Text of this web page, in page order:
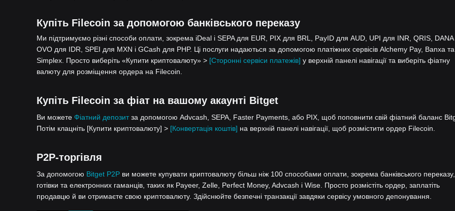
Купіть Filecoin за допомогою банківського переказу
Ми підтримуємо різні способи оплати, зокрема iDeal і SEPA для EUR, PIX для BRL, PayID для AUD, UPI для INR, QRIS, DANA
OVO для IDR, SPEI для MXN і GCash для PHP. Ці послуги надаються за допомогою платіжних сервісів Alchemy Pay, Banxa та
Simplex. Просто виберіть «Купити криптовалюту» > [Сторонні сервіси платежів] у верхній панелі навігації та виберіть фіатну
валюту для розміщення ордера на Filecoin.
Купіть Filecoin за фіат на вашому акаунті Bitget
Ви можете Фіатний депозитза допомогою Advcash, SEPA, Faster Payments, або PIX, щоб поповнити свій фіатний баланс
Потім клацніть [Купити криптовалюту] > [Конвертація коштів] на верхній панелі навігації, щоб розмістити ордер Filecoin.
P2P-торгівля
За допомогою Bitget P2P ви можете купувати криптовалюту більш ніж 100 способами оплати, зокрема банківського переказу,
готівки та електронних гаманців, таких як Payeer, Zelle, Perfect Money, Advcash і Wise. Просто розмістіть ордер, заплатіть
продавцю й ви отримаєте свою криптовалюту. Здійснюйте безпечні транзакції завдяки сервісу умовного депонування.